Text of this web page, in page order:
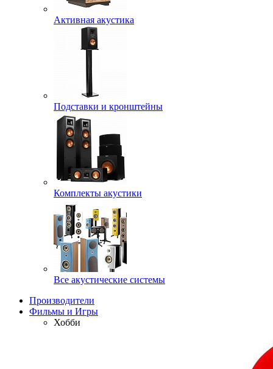
Активная акустика
Подставки и кронштейны
Комплекты акустики
Все акустические системы
Производители
Фильмы и Игры
Хобби